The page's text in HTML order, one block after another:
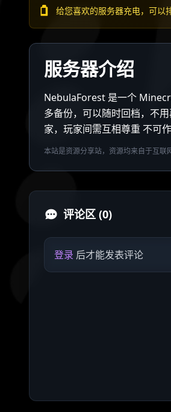
给您喜欢的服务器充电，可以
服务器介绍
NebulaForest 是一个
多备份，可以随时回档，不
家，玩家间需互相尊重 不可
本站是资源分享站，资源均来自于互联
评论区 (0)
登录 后才能发表评论